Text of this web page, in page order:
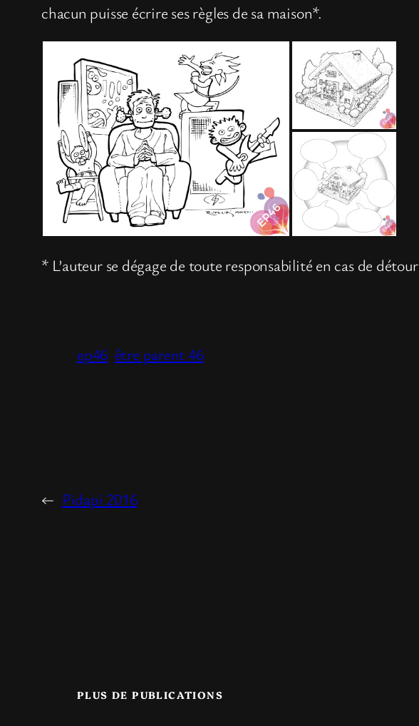
chacun puisse écrire ses règles de sa maison*.
* L’auteur se dégage de toute responsabilité en cas de
ep46 être parent 46
← Pidapi 2016
PLUS DE PUBLICATIONS